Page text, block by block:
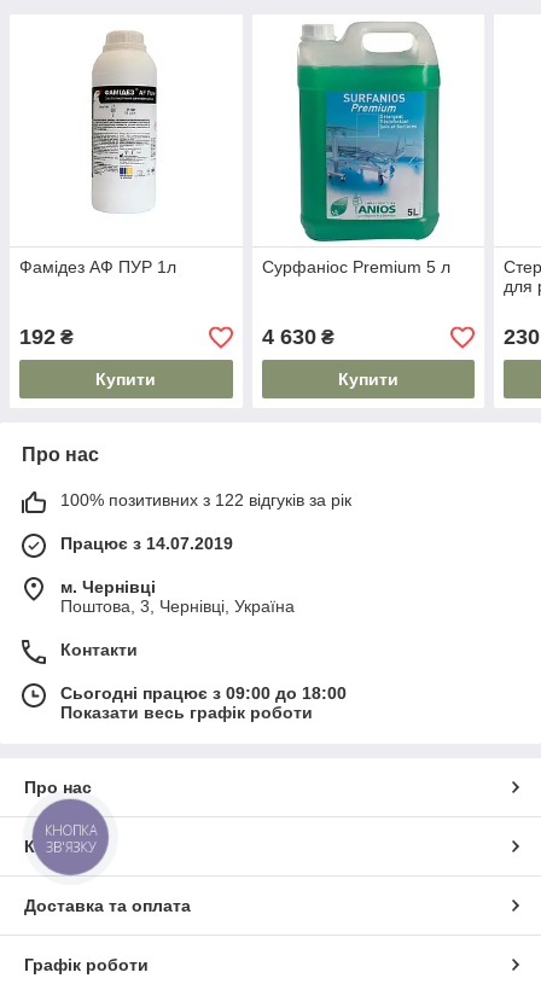
Фамідез АФ ПУР 1л
192 ₴
Купити
Сурфаніос Premium 5 л
4 630₴
Купити
для
230
Про нас
100% позитивних з 122 відгуків за рік
Працює з 14.07.2019
м. Чернівці
Поштова, 3, Чернівці, Україна
Контакти
Сьогодні працює з 09:00 до 18:00
Показати весь графік роботи
Про нас
Контакти
Доставка та оплата
Графік роботи
КНОПКА
ЗВ'ЯЗКУ